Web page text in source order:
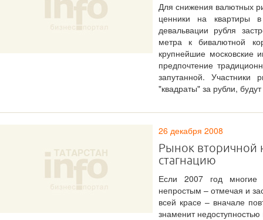
Для снижения валютных
ценники на квартиры
девальвации рубля
метра к бивалютной
крупнейшие московские
предпочтение
запутанной. Участники
"квадраты" за рубли,
26 декабря 2008
Рынок вторичной
стагнацию
Если 2007 год многие
непростым – отмечая и
всей красе – вначале
знаменит